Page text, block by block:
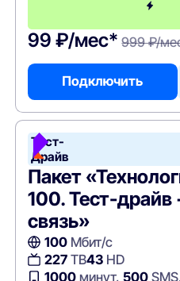
99 ₽/мес* 999 ₽/
Подключить
Тест-
Драйв
Пакет
100. Тест-
связь»
100Мбит/с
227ТВ43HD
1000минут, 500SMS,